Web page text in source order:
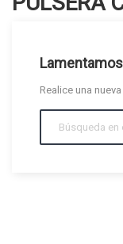
Realice una